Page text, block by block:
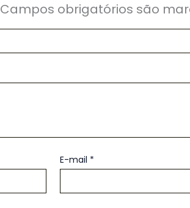
Campos obrigatórios são
E-mail *